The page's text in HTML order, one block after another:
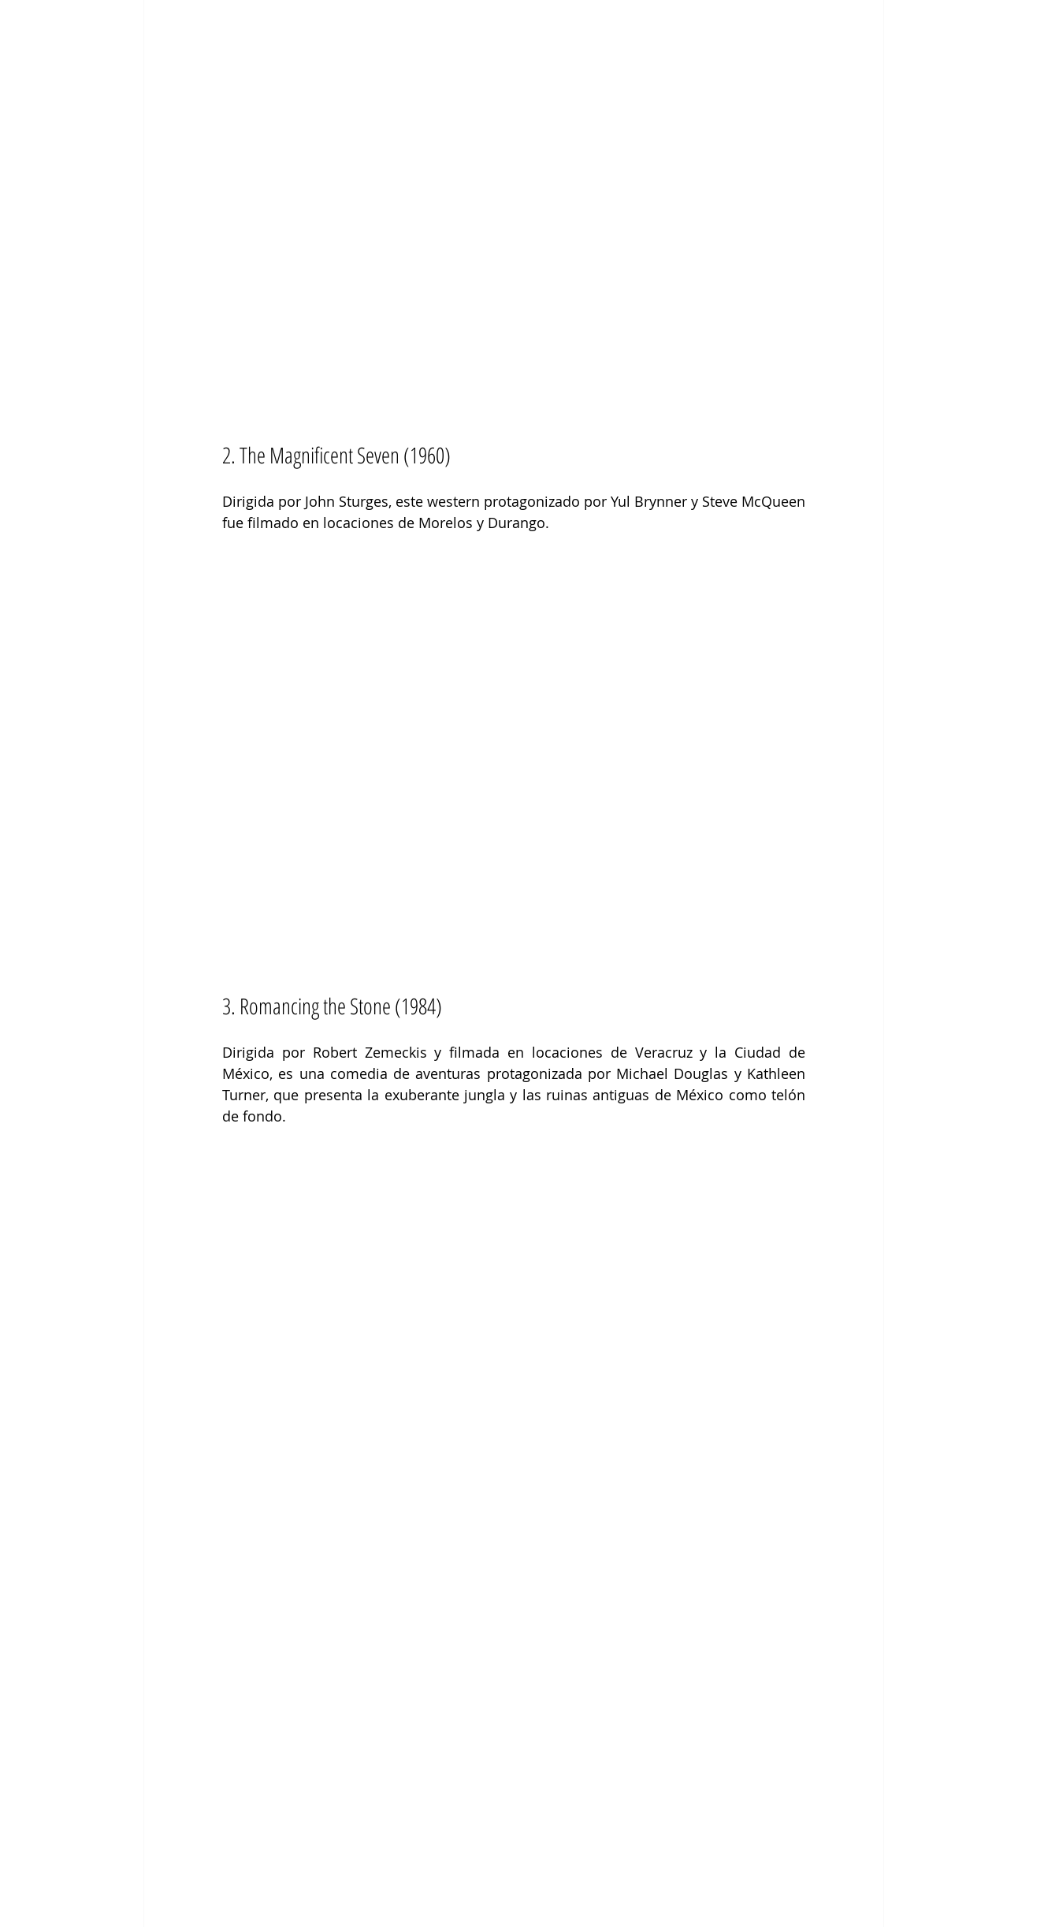
2. The Magnificent Seven (1960)
Dirigida por John Sturges, este western protagonizado por Yul Brynner y Steve McQueen
fue filmado en locaciones de Morelos y Durango.
3. Romancing the Stone (1984)
Dirigida por Robert Zemeckis y filmada en locaciones de Veracruz y la Ciudad de
México, es una comedia de aventuras protagonizada por Michael Douglas y Kathleen
Turner, que presenta la exuberante jungla y las ruinas antiguas de México como telón
de fondo.